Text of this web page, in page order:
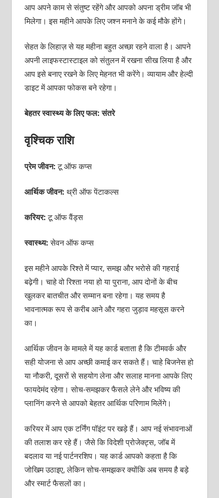
आप अपने काम से संतुष्ट रहेंगे और आपको अपना ड्रीम जॉब भी
मिलेगा। इस महीने आपके लिए जश्न मनाने के कई मौके होंगे।
सेहत के लिहाज़ से यह महीना बहुत अच्छा रहने वाला है। आपने
अपनी लाइफस्टास्टाइल को संतुलन में रखना सीख लिया है और
आप इसे बनाए रखने के लिए मेहनत भी करेंगे। व्यायाम और हेल्दी
डाइट में आपका फोकस बने रहेगा।
बेहतर स्वास्थ्य के लिए फल: संतरे
वृश्चिक राशि
प्रेम जीवन:टू ऑफ कप्स
आर्थिक जीवन: थ्री ऑफ पेंटाकल्स
करियर:टू ऑफ वैंड्स
स्वास्थ्य:सेवन ऑफ कप्स
इस महीने आपके रिश्ते में प्यार, समझ और भरोसे की गहराई
बढ़ेगी। चाहे वो रिश्ता नया हो या पुराना, आप दोनों के बीच
खुलकर बातचीत और सम्मान बना रहेगा। यह समय है
भावनात्मक रूप से करीब आने और गहरा जुड़ाव महसूस करने
का।
आर्थिक जीवन के मामले में यह कार्ड बताता है कि टीमवर्क और
सही योजना से आप अच्छी कमाई कर सकते हैं। चाहे बिजनेस हो
या नौकरी, दूसरों से सहयोग लेना और सलाह मानना आपके लिए
फायदेमंद रहेगा। सोच-समझकर फैसले लेने और भविष्य की
प्लानिंग करने से आपको बेहतर आर्थिक परिणाम मिलेंगे।
करियर में आप एक टर्निंग पॉइंट पर खड़े हैं। आप नई संभावनाओं
की तलाश कर रहे हैं। जैसे कि विदेशी प्रोजेक्ट्स, जॉब में
बदलाव या नई पार्टनरशिप। यह कार्ड आपको कहता है कि
जोखिम उठाइए, लेकिन सोच-समझकर क्योंकि अब समय है बड़े
और स्मार्ट फैसलों का।